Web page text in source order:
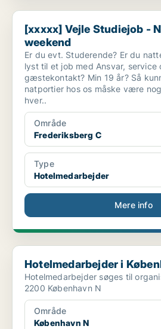
[xxxxx] Vejle Studiejob - Natportier-
[xxxxx] Vejle Studiejob -
weekend
Er du evt. Studerende? Er du
lyst til et job med Ansvar, service
gæstekontakt? Min 19 år? Så
natportier hos os måske være
hver..
Område
Frederiksberg C
Type
Hotelmedarbejder
Mere info
Hotelmedarbejder i København N
Hotelmedarbejder i
Hotelmedarbejder søges til
2200 København N
Område
København N